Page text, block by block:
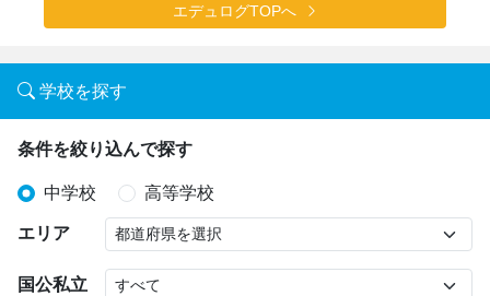
エデュログTOPへ
学校を探す
条件を絞り込んで探す
中学校 高等学校
エリア
国公私立